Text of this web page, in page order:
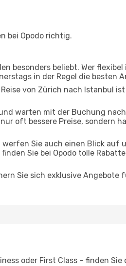
bei Opodo richtig.
besonders beliebt. Wer
in der Regel die besten
von Zürich nach Istanbul ist
warten mit der Buchung
oft bessere Preise, sondern
Sie auch einen Blick auf
Sie bei Opodo tolle
Sie sich exklusive Angebote
oder First Class – finden Sie